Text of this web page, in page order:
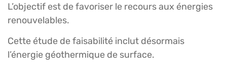
L’objectif est de favoriser le recours aux énergies
renouvelables.
Cette étude de faisabilité inclut désormais
l’énergie géothermique de surface.